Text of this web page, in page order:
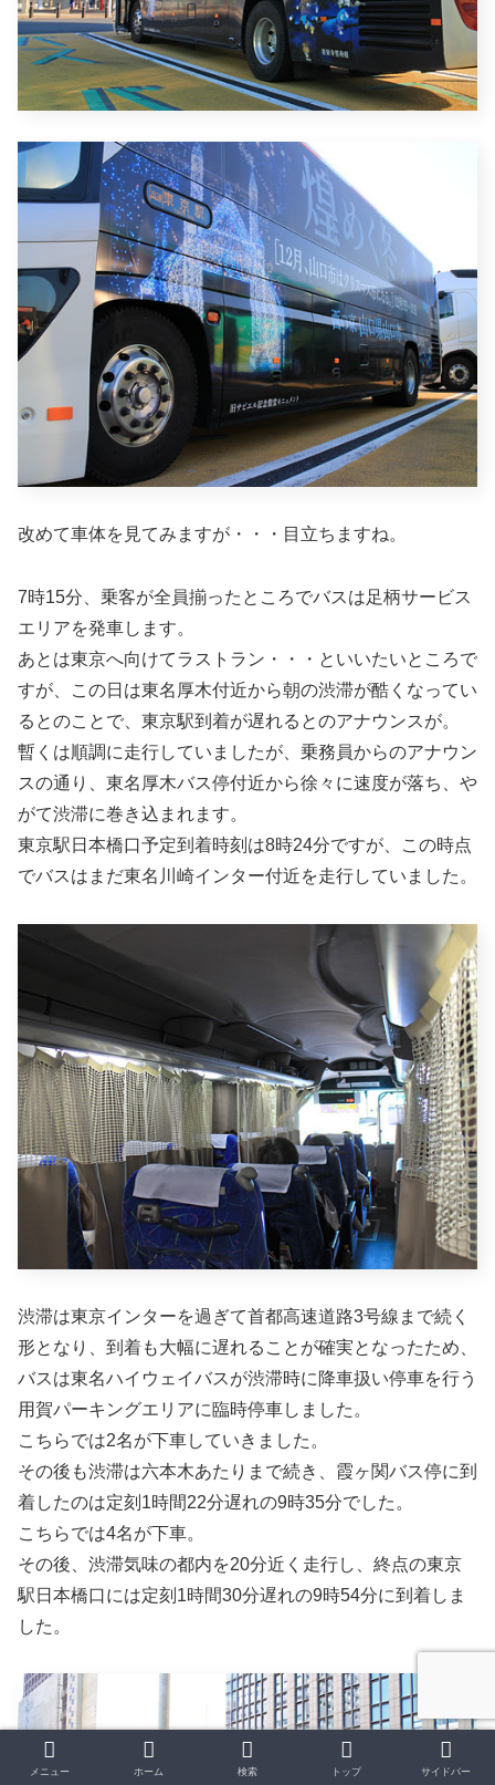
改めて車体を見てみますが・・・目立ちますね。
7時15分、乗客が全員揃ったところでバスは足柄サービス
エリアを発車します。
あとは東京へ向けてラストラン・・・といいたいところで
すが、この日は東名厚木付近から朝の渋滞が酷くなってい
るとのことで、東京駅到着が遅れるとのアナウンスが。
暫くは順調に走行していましたが、乗務員からのアナウン
スの通り、東名厚木バス停付近から徐々に速度が落ち、や
がて渋滞に巻き込まれます。
東京駅日本橋口予定到着時刻は8時24分ですが、この時点
でバスはまだ東名川崎インター付近を走行していました。
渋滞は東京インターを過ぎて首都高速道路3号線まで続く
形となり、到着も大幅に遅れることが確実となったため、
バスは東名ハイウェイバスが渋滞時に降車扱い停車を行う
用賀パーキングエリアに臨時停車しました。
こちらでは2名が下車していきました。
その後も渋滞は六本木あたりまで続き、霞ヶ関バス停に到
着したのは定刻1時間22分遅れの9時35分でした。
こちらでは4名が下車。
その後、渋滞気味の都内を20分近く走行し、終点の東京
駅日本橋口には定刻1時間30分遅れの9時54分に到着しま
した。
メニュー ホーム 検索 トップ サイドバー